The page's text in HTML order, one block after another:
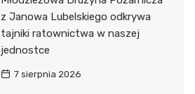
z Janowa Lubelskiego odkrywa
tajniki ratownictwa w naszej
jednostce
7 sierpnia 2026